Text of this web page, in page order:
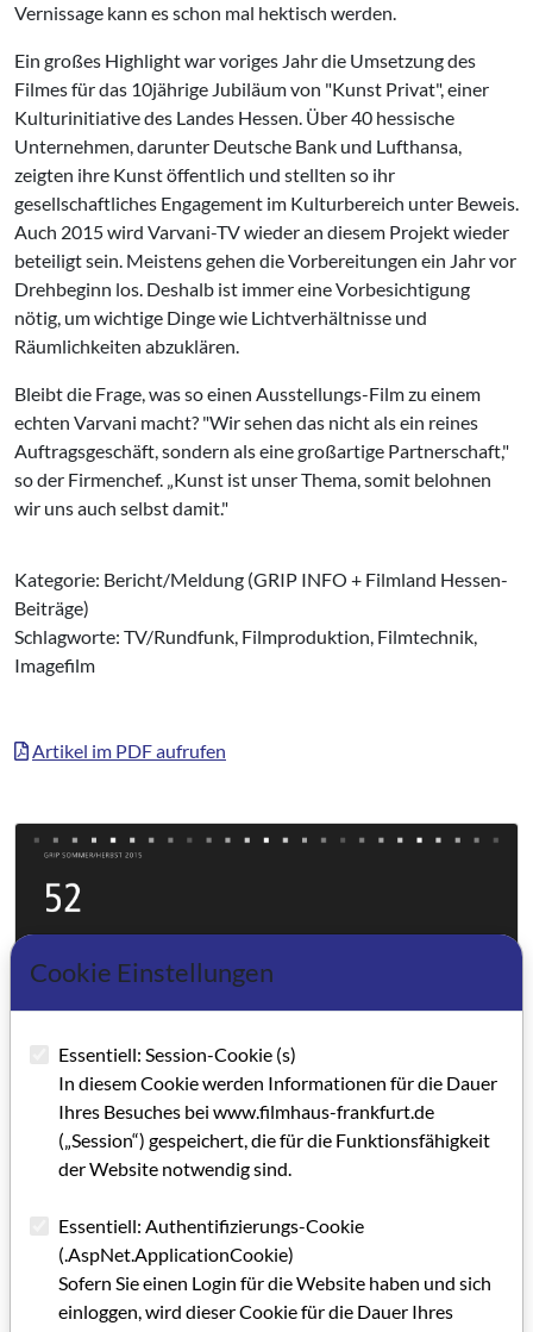
Vernissage kann es schon mal hektisch werden.
Ein großes Highlight war voriges Jahr die Umsetzung des
Filmes für das 10jährige Jubiläum von "Kunst Privat", einer
Kulturinitiative des Landes Hessen. Über 40 hessische
Unternehmen, darunter Deutsche Bank und Lufthansa,
zeigten ihre Kunst öffentlich und stellten so ihr
gesellschaftliches Engagement im Kulturbereich unter Beweis.
Auch 2015 wird Varvani-TV wieder an diesem Projekt wieder
beteiligt sein. Meistens gehen die Vorbereitungen ein Jahr vor
Drehbeginn los. Deshalb ist immer eine Vorbesichtigung
nötig, um wichtige Dinge wie Lichtverhältnisse und
Räumlichkeiten abzuklären.
Bleibt die Frage, was so einen Ausstellungs-Film zu einem
echten Varvani macht? "Wir sehen das nicht als ein reines
Auftragsgeschäft, sondern als eine großartige Partnerschaft,"
so der Firmenchef. „Kunst ist unser Thema, somit belohnen
wir uns auch selbst damit."
Kategorie: Bericht/Meldung (GRIP INFO + Filmland Hessen-
Beiträge)
Schlagworte: TV/Rundfunk, Filmproduktion, Filmtechnik,
Imagefilm
Artikel im PDF aufrufen
Cookie Einstellungen
Essentiell: Session-Cookie (s)
In diesem Cookie werden Informationen für die Dauer
Ihres Besuches bei www.filmhaus-frankfurt.de
(„Session“) gespeichert, die für die Funktionsfähigkeit
der Website notwendig sind.
Essentiell: Authentifizierungs-Cookie
(.AspNet.ApplicationCookie)
Sofern Sie einen Login für die Website haben und sich
einloggen, wird dieser Cookie für die Dauer Ihres